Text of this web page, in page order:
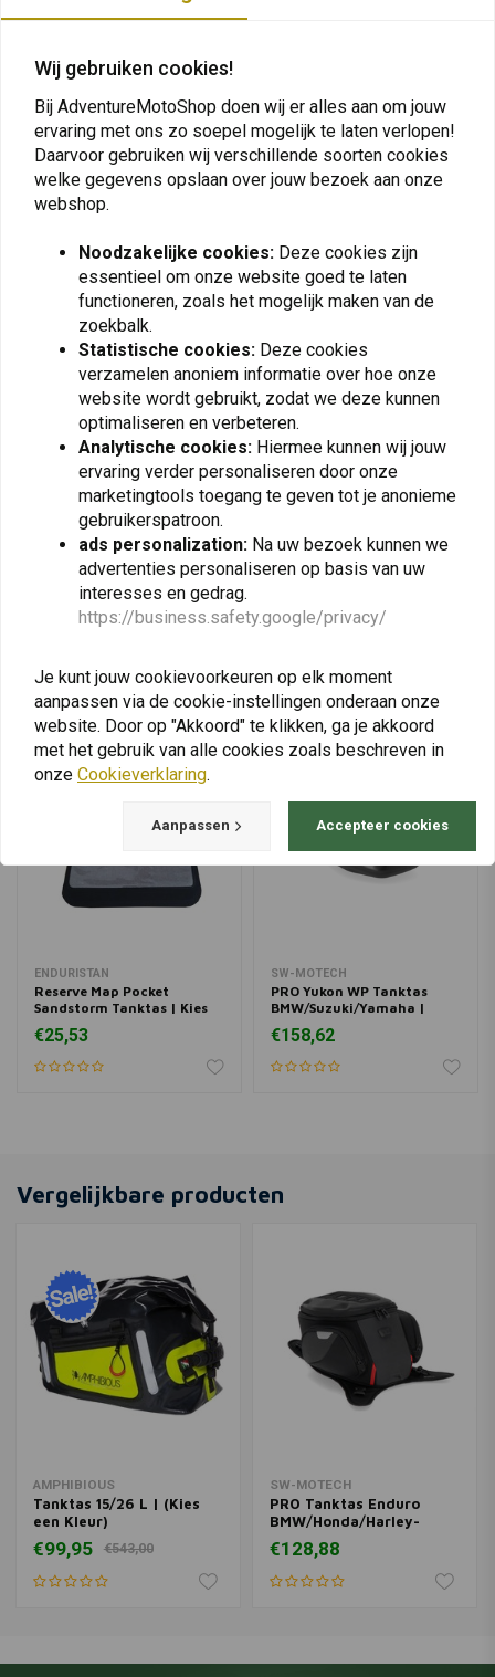
Vergelijkbare producten
TOURATECH
Tanktas "Ambato Exp
Limited Geel" voor BMW
RGS/RGSA
€260,88
Tanktas Touring Geel
voor BMW
RGS/RGSA/FGS/ FGSA
€265,85
View more
ENDURISTAN
Reserve Map Pocket
Sandstorm Tanktas | Kies
Model
€25,53
SW-MOTECH
PRO Yukon WP Tanktas
BMW/Suzuki/Yamaha |
Zwart
€158,62
Vergelijkbare producten
AMPHIBIOUS
Tanktas 15/26 L | (Kies
een Kleur)
€99,95 €543,00
SW-MOTECH
PRO Tanktas Enduro
BMW/Honda/Harley-
Davidson/Suzuki | Zwart
Grijs
€128,88
Wij gebruiken cookies!
Bij AdventureMotoShop doen wij er alles aan om jouw
ervaring met ons zo soepel mogelijk te laten verlopen!
Daarvoor gebruiken wij verschillende soorten cookies
welke gegevens opslaan over jouw bezoek aan onze
webshop.
Noodzakelijke cookies: Deze cookies zijn
essentieel om onze website goed te laten
functioneren, zoals het mogelijk maken van de
zoekbalk.
Statistische cookies: Deze cookies
verzamelen anoniem informatie over hoe onze
website wordt gebruikt, zodat we deze kunnen
optimaliseren en verbeteren.
Analytische cookies: Hiermee kunnen wij jouw
ervaring verder personaliseren door onze
marketingtools toegang te geven tot je anonieme
gebruikerspatroon.
ads personalization: Na uw bezoek kunnen we
advertenties personaliseren op basis van uw
interesses en gedrag.
https://business.safety.google/privacy/
Je kunt jouw cookievoorkeuren op elk moment
aanpassen via de cookie-instellingen onderaan onze
website. Door op "Akkoord" te klikken, ga je akkoord
met het gebruik van alle cookies zoals beschreven in
onze Cookieverklaring.
Aanpassen Accepteer cookies